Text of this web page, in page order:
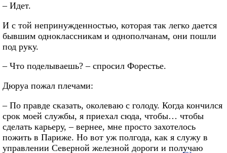
– Идет.
И с той непринужденностью, которая так легко дается
бывшим одноклассникам и однополчанам, они пошли
под руку.
– Что поделываешь? – спросил Форестье.
Дюруа пожал плечами:
– По правде сказать, околеваю с голоду. Когда кончился
срок моей службы, я приехал сюда, чтобы… чтобы
сделать карьеру, – вернее, мне просто захотелось
пожить в Париже. Но вот уж полгода, как я служу в
управлении Северной железной дороги и получаю